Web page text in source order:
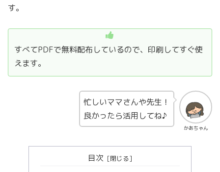
す。
すべてPDFで無料配布しているので、印刷してすぐ使
えます。
かあちゃん
忙しいママさんや先生！
良かったら活用してね♪
目次